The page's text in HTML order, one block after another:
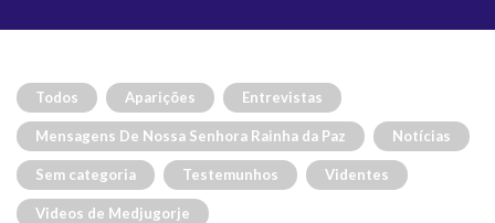
Todos Aparições Entrevistas
Mensagens De Nossa Senhora Rainha da Paz Notícias
Sem categoria Testemunhos Videntes
Videos de Medjugorje